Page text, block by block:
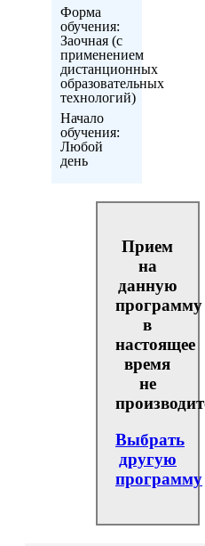
Форма
обучения:
Заочная (с
применением
дистанционных
образовательных
технологий)
Начало
обучения:
Любой
день
Прием
на
данную
программу
в
настоящее
время
не
Выбрать
другую
программу